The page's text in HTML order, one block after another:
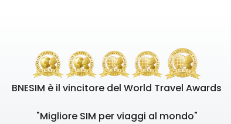
BNESIM è il vincitore del World Travel Awards
"Migliore SIM per viaggi al mondo"